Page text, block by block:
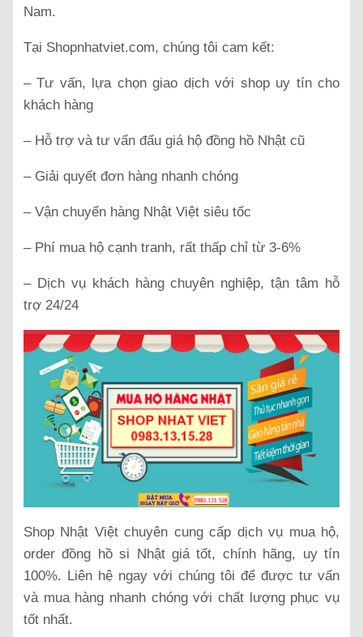
Nam.
Tại Shopnhatviet.com, chúng tôi cam kết:
– Tư vấn, lựa chọn giao dịch với shop uy tín cho
khách hàng
– Hỗ trợ và tư vấn đấu giá hộ đồng hồ Nhật cũ
– Giải quyết đơn hàng nhanh chóng
– Vận chuyển hàng Nhật Việt siêu tốc
– Phí mua hộ cạnh tranh, rất thấp chỉ từ 3-6%
– Dịch vụ khách hàng chuyên nghiệp, tận tâm hỗ
trợ 24/24
Shop Nhật Việt chuyên cung cấp dịch vụ mua hộ,
order đồng hồ si Nhật giá tốt, chính hãng, uy tín
100%. Liên hệ ngay với chúng tôi để được tư vấn
và mua hàng nhanh chóng với chất lượng phục vụ
tốt nhất.